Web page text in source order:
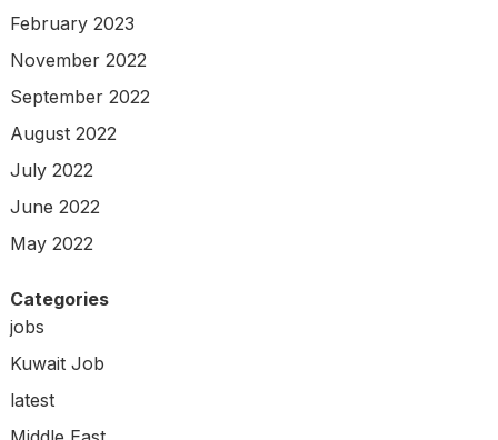
February 2023
November 2022
September 2022
August 2022
July 2022
June 2022
May 2022
Categories
jobs
Kuwait Job
latest